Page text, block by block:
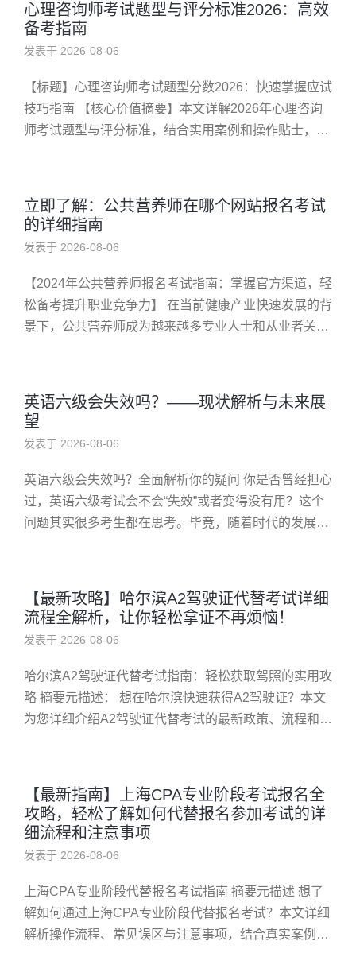
心理咨询师考试题型与评分标准2026：高效
备考指南
发表于 2026-08-06
【标题】心理咨询师考试题型分数2026：快速掌握应试
技巧指南 【核心价值摘要】本文详解2026年心理咨询
师考试题型与评分标准，结合实用案例和操作贴士，帮
立即了解：公共营养师在哪个网站报名考试
的详细指南
发表于 2026-08-06
【2024年公共营养师报名考试指南：掌握官方渠道，轻
松备考提升职业竞争力】 在当前健康产业快速发展的背
景下，公共营养师成为越来越多专业人士和从业者关注
英语六级会失效吗？——现状解析与未来展
望
发表于 2026-08-06
英语六级会失效吗？全面解析你的疑问 你是否曾经担心
过，英语六级考试会不会“失效”或者变得没有用？这个
问题其实很多考生都在思考。毕竟，随着时代的发展和
【最新攻略】哈尔滨A2驾驶证代替考试详细
流程全解析，让你轻松拿证不再烦恼！
发表于 2026-08-06
哈尔滨A2驾驶证代替考试指南：轻松获取驾照的实用攻
略 摘要元描述： 想在哈尔滨快速获得A2驾驶证？本文
为您详细介绍A2驾驶证代替考试的最新政策、流程和注
【最新指南】上海CPA专业阶段考试报名全
攻略，轻松了解如何代替报名参加考试的详
细流程和注意事项
发表于 2026-08-06
上海CPA专业阶段代替报名考试指南 摘要元描述 想了
解如何通过上海CPA专业阶段代替报名考试？本文详细
解析操作流程、常见误区与注意事项，结合真实案例，